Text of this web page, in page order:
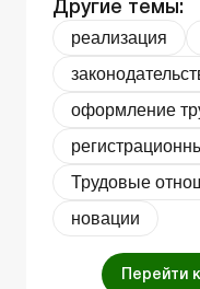
Другие темы:
реализация
оформление
Трудовые
новации
Перейти